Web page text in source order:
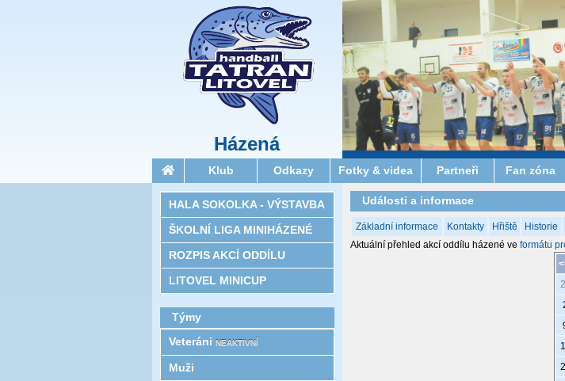
Házená
Klub Odkazy Fotky & videa Partneři Fan zóna
Události a informace
Základní informace Kontakty Hřiště Historie
Aktuální přehled akcí oddílu házené ve formátu
HALA SOKOLKA - VÝSTAVBA
ŠKOLNÍ LIGA MINIHÁZENÉ
ROZPIS AKCÍ ODDÍLU
LITOVEL MINICUP
Týmy
Veteráni NEAKTIVNÍ
Muži